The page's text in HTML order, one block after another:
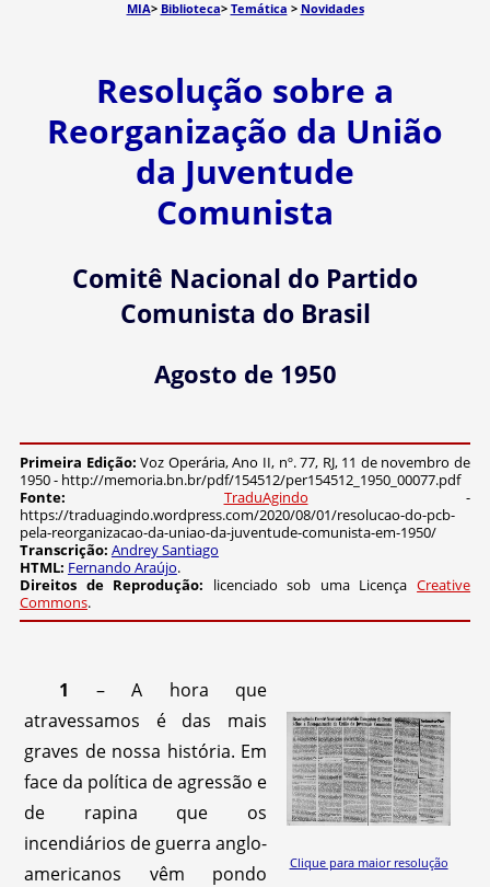
MIA> Biblioteca> Temática > Novidades
Resolução sobre a
Reorganização da União
da Juventude
Comunista
Comitê Nacional do Partido
Comunista do Brasil
Agosto de 1950
Primeira Edição: Voz Operária, Ano II, nº. 77, RJ, 11 de novembro de
1950 - http://memoria.bn.br/pdf/154512/per154512_1950_00077.pdf
Fonte:
TraduAgindo -
https://traduagindo.wordpress.com/2020/08/01/resolucao-do-pcb-
pela-reorganizacao-da-uniao-da-juventude-comunista-em-1950/
Transcrição: Andrey Santiago
HTML: Fernando Araújo.
Direitos de Reprodução: licenciado sob uma LicençaCreative
Commons.
Clique para maior resolução
1 – A hora que
atravessamos é das mais
graves de nossa história. Em
face da política de agressão e
de rapina que os
incendiários de guerra anglo-
americanos vêm pondo